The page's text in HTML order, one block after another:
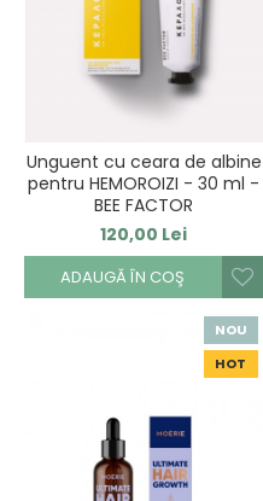
Unguent cu ceara de albine
pentru HEMOROIZI - 30 ml -
BEE FACTOR
120,00 Lei
ADAUGĂ ÎN COŞ
NOU
HOT